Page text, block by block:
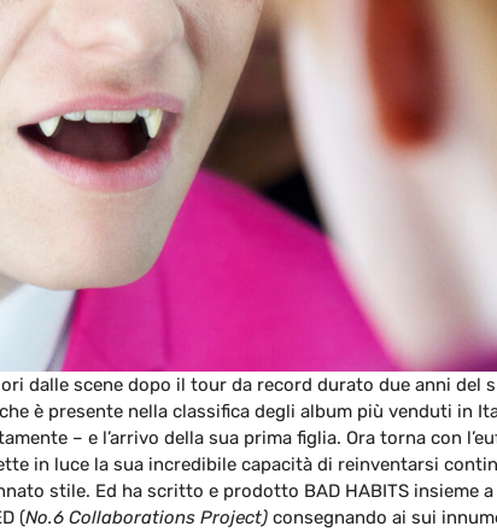
dalle scene dopo il tour da record durato due anni del
è presente nella classifica degli album più venduti in
– e l’arrivo della sua prima figlia. Ora torna con
in luce la sua incredibile capacità di reinventarsi
stile. Ed ha scritto e prodotto BAD HABITS insieme
(No.6 Collaborations Project) consegnando ai sui